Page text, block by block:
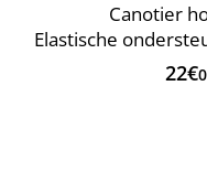
Canotier
Elastische
22€